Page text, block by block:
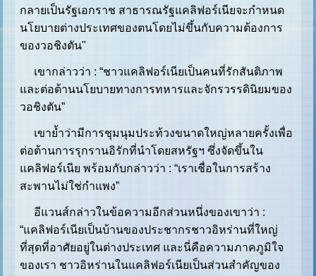
กลายเป็นรัฐเอกราช สาธารณรัฐแคลิฟอร์เนียจะกำหนด
นโยบายต่างประเทศของตนโดยไม่ขึ้นกับความต้องการ
ของวอชิงตัน"
เขากล่าวว่า : “ชาวแคลิฟอร์เนียเป็นคนที่รักสันติภาพ
และต่อต้านนโยบายทางการทหารและจักรวรรดินิยมของ
วอชิงตัน”
เขาย้ำว่ามีการชุมนุมประท้วงขนาดใหญ่หลายครั้งเพื่อ
ต่อต้านการรุกรานอิรักที่นำโดยสหรัฐฯ ซึ่งจัดขึ้นใน
แคลิฟอร์เนีย พร้อมกับกล่าวว่า : “เราเชื่อในการสร้าง
สะพานไม่ใช่กำแพง”
อีแวนส์กล่าวในข้อความอีกส่วนหนึ่งของเขาว่า :
“แคลิฟอร์เนียเป็นบ้านของประชากรชาวอิหร่านที่ใหญ่
ที่สุดที่อาศัยอยู่ในต่างประเทศ และนี่คือความภาคภูมิใจ
ของเรา ชาวอิหร่านในแคลิฟอร์เนียเป็นส่วนสำคัญของ